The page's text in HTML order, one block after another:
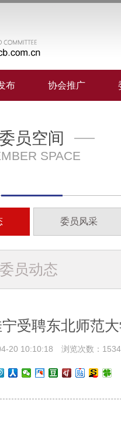
布 协会推广
员空间
SPACE
委员风采
委员动态
受聘东北师范
20 10:10:18 浏览次数：